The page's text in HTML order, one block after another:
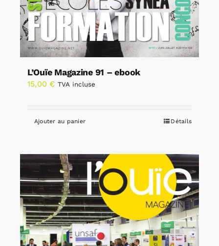
L’Ouïe Magazine 91 – ebook
15,00 € TVA incluse
Ajouter au panier Détails